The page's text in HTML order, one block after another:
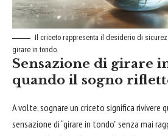
Il criceto rappresenta il desiderio di
girare in tondo.
Sensazione di girare
quando il sogno
A volte, sognare un criceto significa rivivere
sensazione di “girare in tondo” senza mai